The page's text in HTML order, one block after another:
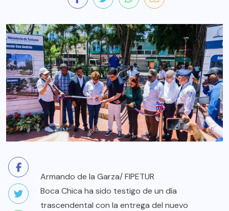
Armando de la Garza/ FIPETUR
Boca Chica ha sido testigo de un día
trascendental con la entrega del nuevo